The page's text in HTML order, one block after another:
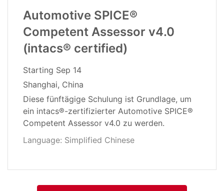
Automotive SPICE®
Competent Assessor v4.0
(intacs® certified)
Starting Sep 14
Shanghai, China
Diese fünftägige Schulung ist Grundlage, um
ein intacs®-zertifizierter Automotive SPICE®
Competent Assessor v4.0 zu werden.
Language: Simplified Chinese